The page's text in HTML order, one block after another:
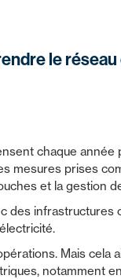
le
chaque année
mesures prises
et la gestion
des
Mais cela
notamment